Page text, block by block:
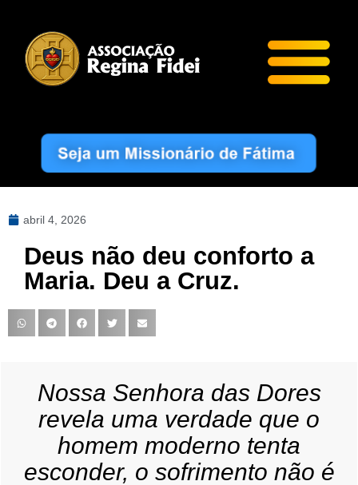
abril 4, 2026
Deus não deu conforto a
Maria. Deu a Cruz.
Nossa Senhora das Dores
revela uma verdade que o
homem moderno tenta
esconder, o sofrimento não é